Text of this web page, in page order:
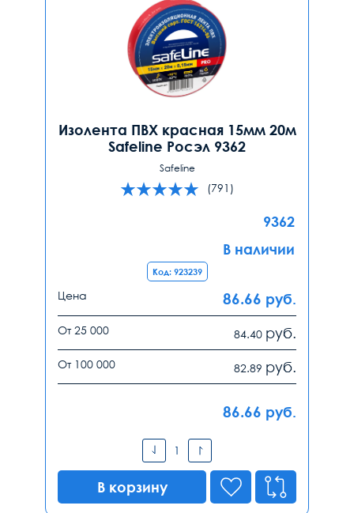
Изолента ПВХ красная 15мм 20м
Safeline Росэл 9362
Safeline
(791)
9362
В наличии
Код: 923239
Цена 86.66 руб.
От 25 000 84.40 руб.
От 100 000 82.89 руб.
86.66 руб.
В корзину